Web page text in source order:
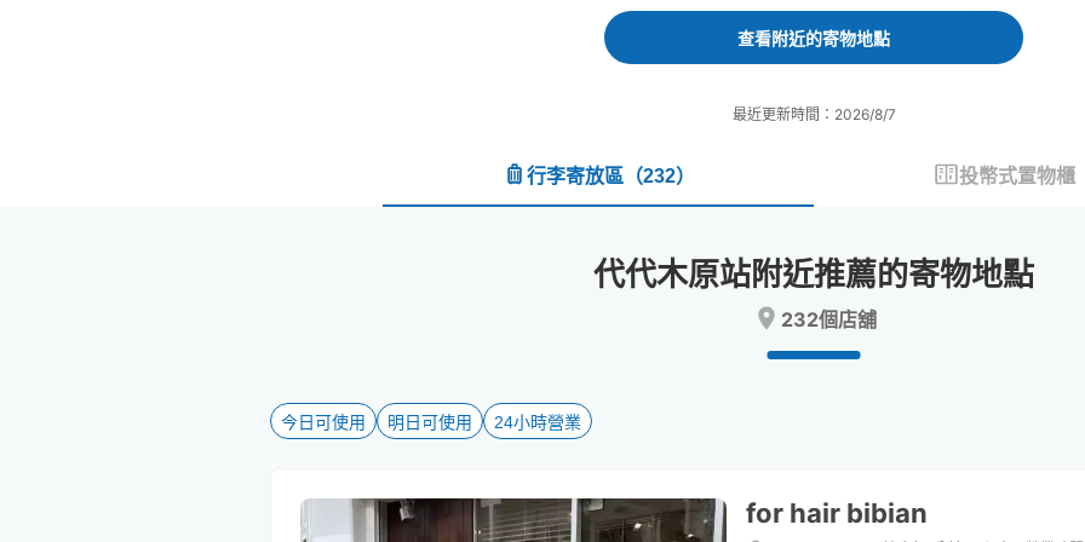
forward
to
the
calendar
select
the
changing
backward
interact
select
the
查看附近的寄物地點
最近更新時間：2026/8/7
行李寄放區 （232） 投幣式置物櫃
代代木原站附近推薦的寄物地點
232個店舖
今日可使用 明日可使用 24小時營業
for hair bibian